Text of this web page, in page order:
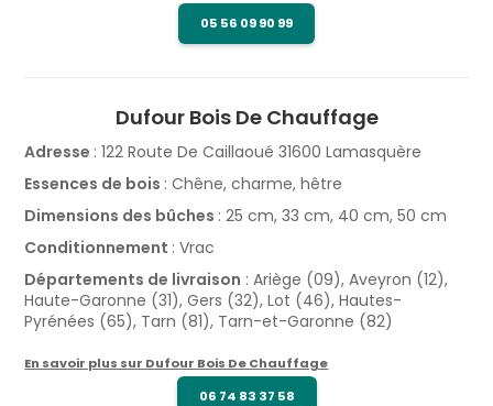
05 56 09 90 99
Dufour Bois De Chauffage
Adresse : 122 Route De Caillaoué 31600 Lamasquère
Essences de bois : Chêne, charme, hêtre
Dimensions des bûches : 25 cm, 33 cm, 40 cm, 50 cm
Conditionnement : Vrac
Départements de livraison : Ariège (09), Aveyron (12),
Haute-Garonne (31), Gers (32), Lot (46), Hautes-
Pyrénées (65), Tarn (81), Tarn-et-Garonne (82)
En savoir plus sur Dufour Bois De Chauffage
06 74 83 37 58